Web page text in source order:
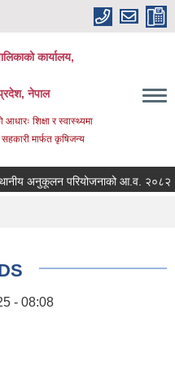
कार्यालय,
नेपाल
शिक्षा र स्वास्थ्यमा
सहकारी मार्फत कृषिजन्य
अनुकूलन परियोजनाको आ.व.
- 08:08